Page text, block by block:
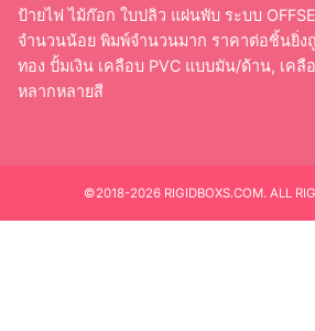
ป้ายไฟ ไม้ก๊อก ใบปลิว แผ่นพับ ระบบ
จำนวนน้อย พิมพ์จำนวนมาก ราคาต่อชิ้นยิ่ง
ทอง ปั้มเงิน เคลือบ PVC แบบมัน/ด้าน, เคลื
หลากหลายสี
©2018-2026 RIGIDBOXS.COM. ALL